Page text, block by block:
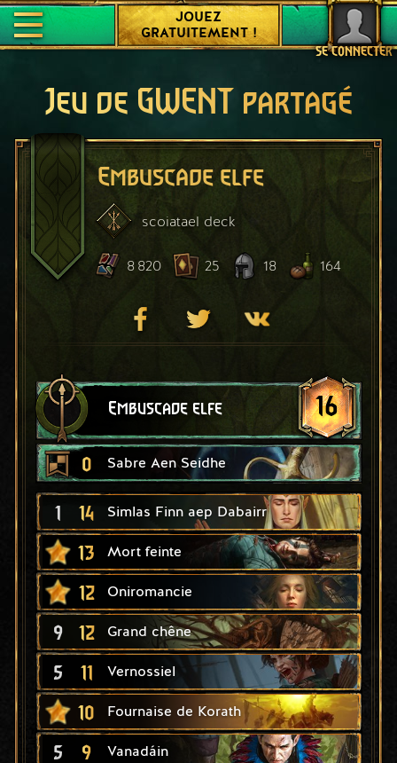
SE CONNECTER
JOUEZ
GRATUITEMENT !
Jeu de GWENT partagé
Embuscade elfe
scoiatael deck
8 820 25 18 164
Embuscade elfe 16
0 Sabre Aen Seidhe
1 14 Simlas Finn aep Dabairr
13 Mort feinte
12 Oniromancie
9 12 Grand chêne
5 11 Vernossiel
10 Fournaise de Korath
5 9 Vanadáin